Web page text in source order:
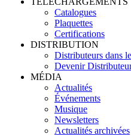
Catalogues
Plaquettes
Certifications
DISTRIBUTION
Distributeurs dans
Devenir
MÉDIA
Actualités
Événements
Musique
Newsletters
Actualités archivées